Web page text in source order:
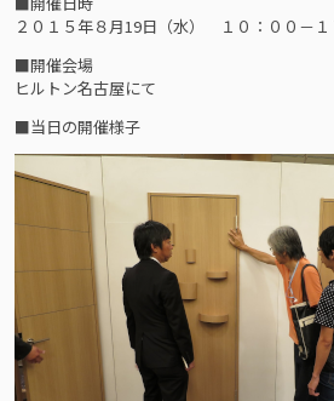
２０１５年８月19日（水） １０：００－１
■開催会場
ヒルトン名古屋にて
■当日の開催様子